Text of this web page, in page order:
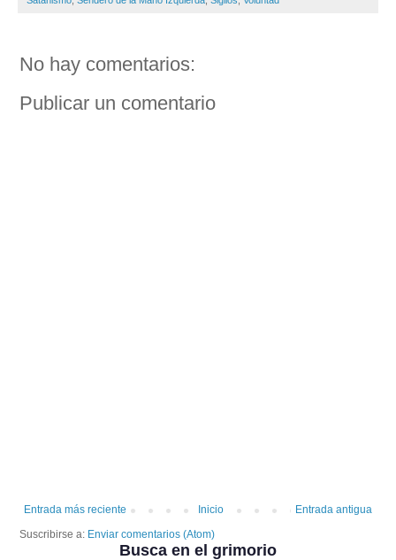
No hay comentarios:
Publicar un comentario
Entrada más reciente Entrada antigua
Inicio
Suscribirse a: Enviar comentarios (Atom)
Busca en el grimorio